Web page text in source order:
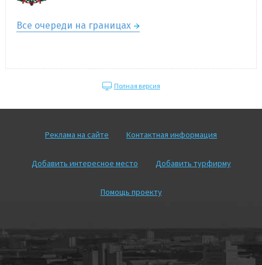
Все очереди на границах
Полная версия
Реклама на сайте Контактная информация
Добавить интересное место Добавить турфирму
Помощь проекту